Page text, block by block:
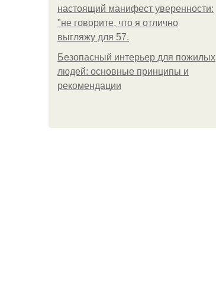
настоящий манифест уверенности:
"не говорите, что я отлично
выгляжу для 57.
Безопасный интерьер для пожилых
людей: основные принципы и
рекомендации